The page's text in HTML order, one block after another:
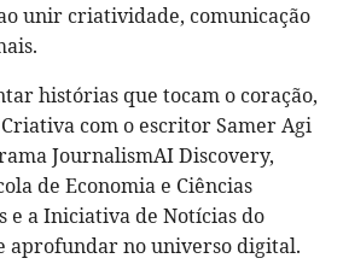
unir criatividade, comunicação
histórias que tocam o coração,
com o escritor Samer Agi
JournalismAI Discovery,
de Economia e Ciências
e a Iniciativa de Notícias do
aprofundar no universo digital.